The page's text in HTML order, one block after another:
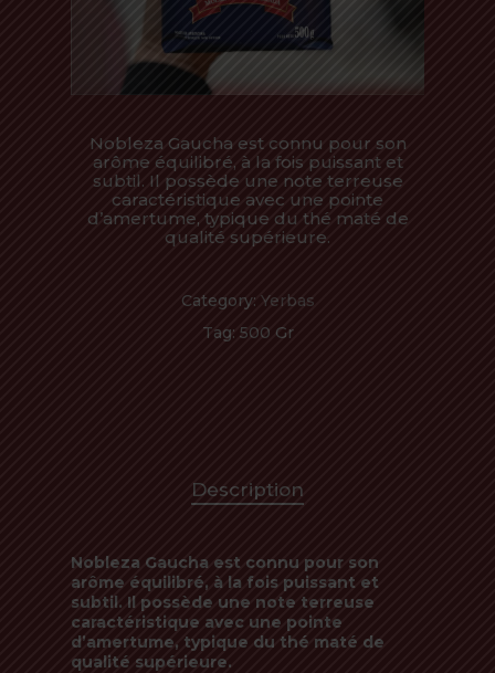
Nobleza Gaucha est connu pour son
arôme équilibré, à la fois puissant et
subtil. Il possède une note terreuse
caractéristique avec une pointe
d’amertume, typique du thé maté de
qualité supérieure.
Category: Yerbas
Tag: 500 Gr
Description
Nobleza Gaucha est connu pour son
arôme équilibré, à la fois puissant et
subtil. Il possède une note terreuse
caractéristique avec une pointe
d’amertume, typique du thé maté de
qualité supérieure.